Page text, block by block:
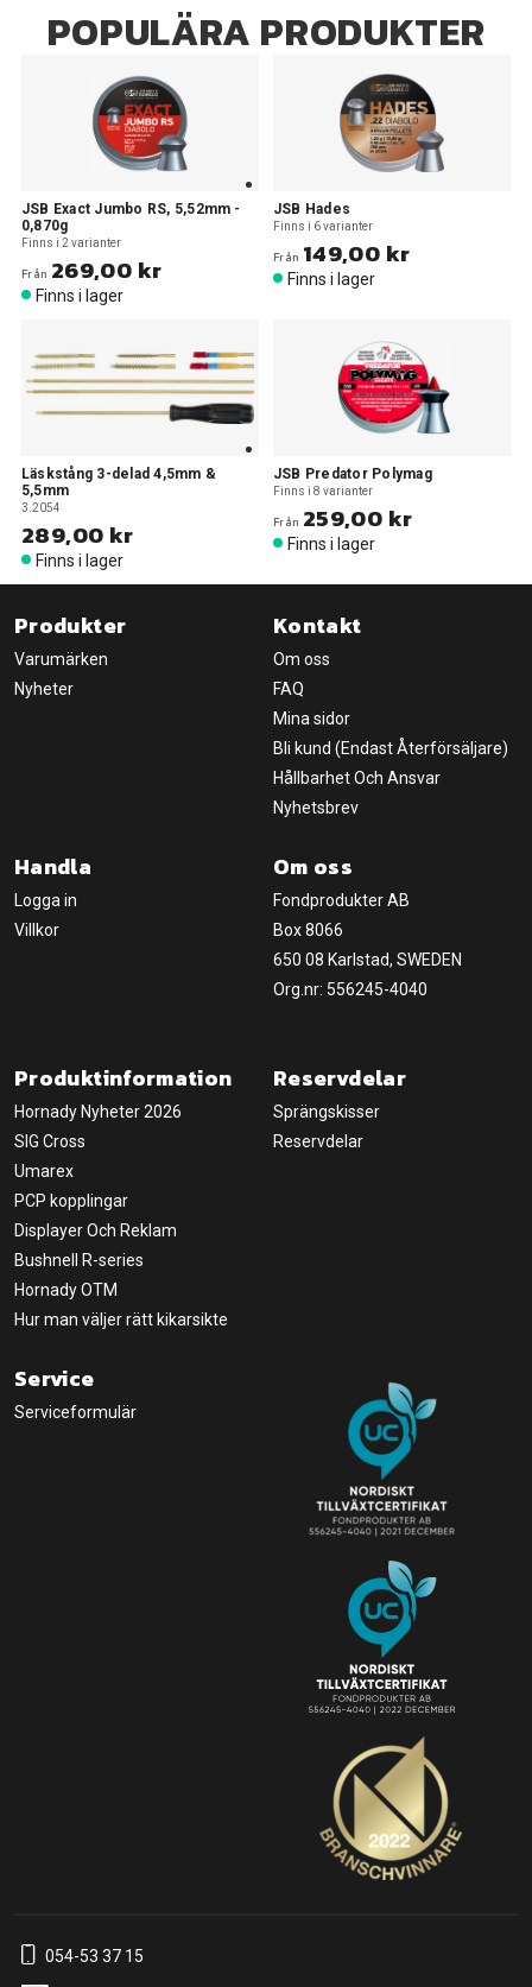
POPULÄRA PRODUKTER
JSB Exact Jumbo RS, 5,52mm -
0,870g
Finns i 2 varianter
Från 269,00 kr
Finns i lager
JSB Hades
Finns i 6 varianter
Från 149,00 kr
Finns i lager
Läskstång 3-delad 4,5mm &
5,5mm
3.2054
289,00 kr
Finns i lager
JSB Predator Polymag
Finns i 8 varianter
Från 259,00 kr
Finns i lager
Produkter
Varumärken
Nyheter
Kontakt
Om oss
FAQ
Mina sidor
Bli kund (Endast Återförsäljare)
Hållbarhet Och Ansvar
Nyhetsbrev
Handla
Logga in
Villkor
Om oss
Fondprodukter AB
Box 8066
650 08 Karlstad, SWEDEN
Org.nr: 556245-4040
Produktinformation
Hornady Nyheter 2026
SIG Cross
Umarex
PCP kopplingar
Displayer Och Reklam
Bushnell R-series
Hornady OTM
Hur man väljer rätt kikarsikte
Reservdelar
Sprängskisser
Reservdelar
Service
Serviceformulär
054-53 37 15